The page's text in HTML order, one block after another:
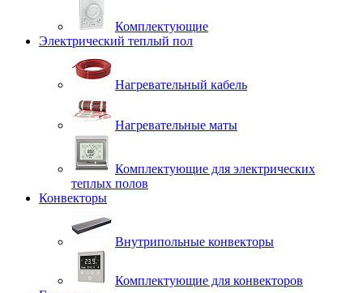
Комплектующие
Электрический теплый пол
Нагревательный кабель
Нагревательные маты
Комплектующие для электрических
теплых полов
Конвекторы
Внутрипольные конвекторы
Комплектующие для конвекторов